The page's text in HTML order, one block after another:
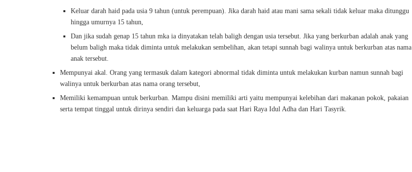
Keluar darah haid pada usia 9 tahun (untuk perempuan). Jika darah haid atau mani sama sekali tidak keluar maka ditunggu
hingga umurnya 15 tahun,
Dan jika sudah genap 15 tahun mka ia dinyatakan telah baligh dengan usia tersebut. Jika yang berkurban adalah anak yang
belum baligh maka tidak diminta untuk melakukan sembelihan, akan tetapi sunnah bagi walinya untuk berkurban atas nama
anak tersebut.
Mempunyai akal. Orang yang termasuk dalam kategori abnormal tidak diminta untuk melakukan kurban namun sunnah bagi
walinya untuk berkurban atas nama orang tersebut,
Memiliki kemampuan untuk berkurban. Mampu disini memiliki arti yaitu mempunyai kelebihan dari makanan pokok, pakaian
serta tempat tinggal untuk dirinya sendiri dan keluarga pada saat Hari Raya Idul Adha dan Hari Tasyrik.